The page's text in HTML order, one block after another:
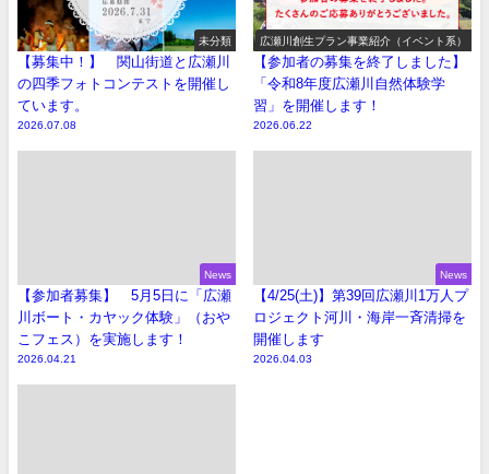
未分類
【募集中！】 関山街道と広瀬川
の四季フォトコンテストを開催し
ています。
2026.07.08
広瀬川創生プラン事業紹介（イベント系）
【参加者の募集を終了しました】
「令和8年度広瀬川自然体験学
習」を開催します！
2026.06.22
News
【参加者募集】 5月5日に「広瀬
川ボート・カヤック体験」（おや
こフェス）を実施します！
2026.04.21
News
【4/25(土)】第39回広瀬川1万人プ
ロジェクト河川・海岸一斉清掃を
開催します
2026.04.03